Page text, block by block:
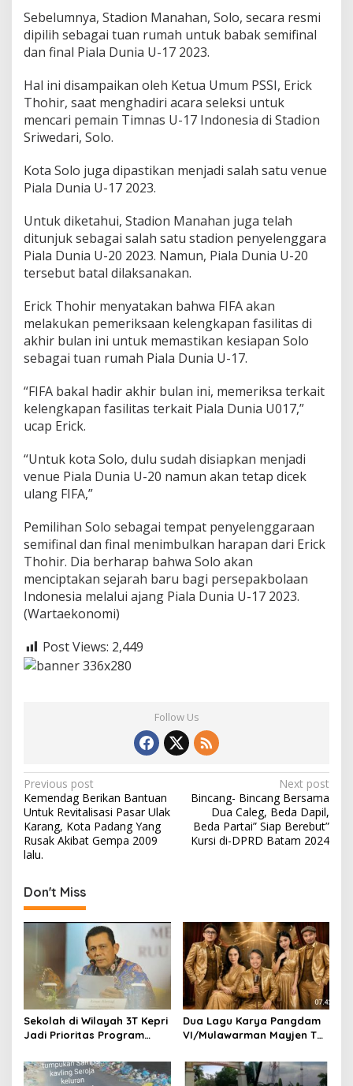
a
g
a
n
a
l
a
n
i
a
U
7
,
M
e
n
w
a
i
m
e
r
P
e
n
g
a
m
K
e
n
u
b
l
i
Sebelumnya, Stadion Manahan, Solo, secara resmi
dipilih sebagai tuan rumah untuk babak semifinal
dan final Piala Dunia U-17 2023.
Hal ini disampaikan oleh Ketua Umum PSSI, Erick
Thohir, saat menghadiri acara seleksi untuk
mencari pemain Timnas U-17 Indonesia di Stadion
Sriwedari, Solo.
Kota Solo juga dipastikan menjadi salah satu venue
Piala Dunia U-17 2023.
Untuk diketahui, Stadion Manahan juga telah
ditunjuk sebagai salah satu stadion penyelenggara
Piala Dunia U-20 2023. Namun, Piala Dunia U-20
tersebut batal dilaksanakan.
Erick Thohir menyatakan bahwa FIFA akan
melakukan pemeriksaan kelengkapan fasilitas di
akhir bulan ini untuk memastikan kesiapan Solo
sebagai tuan rumah Piala Dunia U-17.
“FIFA bakal hadir akhir bulan ini, memeriksa terkait
kelengkapan fasilitas terkait Piala Dunia U017,”
ucap Erick.
“Untuk kota Solo, dulu sudah disiapkan menjadi
venue Piala Dunia U-20 namun akan tetap dicek
ulang FIFA,”
Pemilihan Solo sebagai tempat penyelenggaraan
semifinal dan final menimbulkan harapan dari Erick
Thohir. Dia berharap bahwa Solo akan
menciptakan sejarah baru bagi persepakbolaan
Indonesia melalui ajang Piala Dunia U-17 2023.
(Wartaekonomi)
Post Views: 2,449
Follow Us
P
o
s
t
a
v
i
g
a
t
i
n
Previous post
Kemendag Berikan Bantuan
Untuk Revitalisasi Pasar Ulak
Karang, Kota Padang Yang
Rusak Akibat Gempa 2009
lalu.
Next post
Bincang- Bincang Bersama
Dua Caleg, Beda Dapil,
Beda Partai” Siap Berebut”
Kursi di-DPRD Batam 2024
Don't Miss
Sekolah di Wilayah 3T Kepri
Jadi Prioritas Program
2026
Dua Lagu Karya Pangdam
VI/Mulawarman Mayjen TNI
Singing Competition HUT
Ke-81 RI